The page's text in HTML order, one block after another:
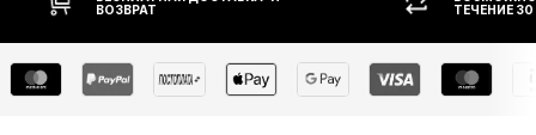
ВОЗВРАТ
ТЕЧЕНИЕ